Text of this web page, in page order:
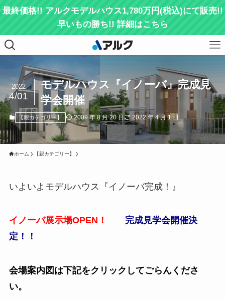
最終価格!! アルクモデルハウス1,780万円(税込)にて販売!!
早いもの勝ち!! 詳細はこちら
モデルハウス『イノーバ』完成見
学会開催
2022
4/01
【親カテゴリー】 2009 年 8 月 20 日 2022 年 4 月 1 日
ホーム 【親カテゴリー】
いよいよモデルハウス『イノーバ完成！』
イノーバ展示場OPEN！ 完成見学会開催決
定！！
会場案内図は下記をクリックしてごらんくださ
い。